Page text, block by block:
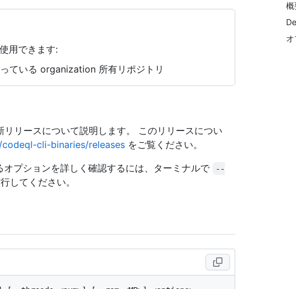
用できます:
ている organization 所有リポジトリ
概
リースについて説明します。 このリリースについ
cli-binaries/releases をご覧ください。
プションを詳しく確認するには、ターミナルで
--
してください。